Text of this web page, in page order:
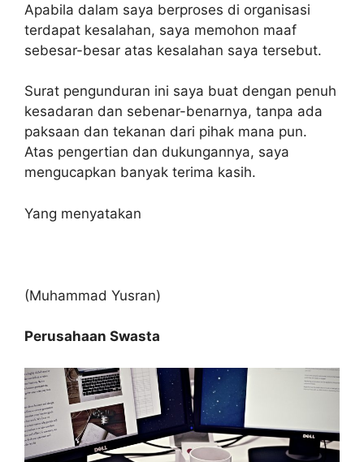
Apabila dalam saya berproses di organisasi
terdapat kesalahan, saya memohon maaf
sebesar-besar atas kesalahan saya tersebut.
Surat pengunduran ini saya buat dengan penuh
kesadaran dan sebenar-benarnya, tanpa ada
paksaan dan tekanan dari pihak mana pun.
Atas pengertian dan dukungannya, saya
mengucapkan banyak terima kasih.
Yang menyatakan
(Muhammad Yusran)
Perusahaan Swasta